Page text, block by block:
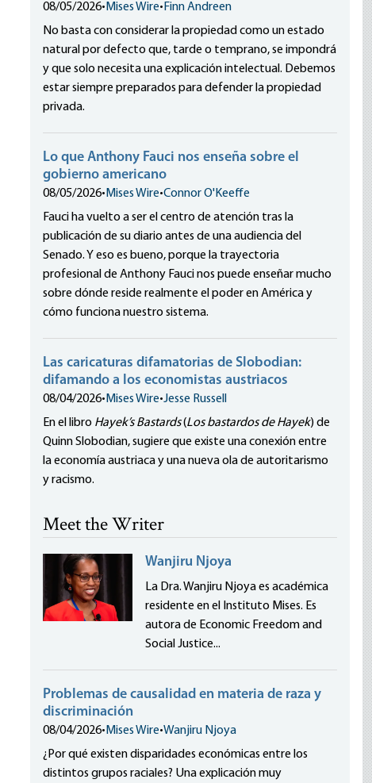
08/05/2026• Mises Wire• Finn Andreen
No basta con considerar la propiedad como un estado
natural por defecto que, tarde o temprano, se impondrá
y que solo necesita una explicación intelectual. Debemos
estar siempre preparados para defender la propiedad
privada.
Lo que Anthony Fauci nos enseña sobre el
gobierno americano
08/05/2026• Mises Wire•Connor O'Keeffe
Fauci ha vuelto a ser el centro de atención tras la
publicación de su diario antes de una audiencia del
Senado. Y eso es bueno, porque la trayectoria
profesional de Anthony Fauci nos puede enseñar mucho
sobre dónde reside realmente el poder en América y
cómo funciona nuestro sistema.
Las caricaturas difamatorias de Slobodian:
difamando a los economistas austriacos
08/04/2026• Mises Wire•Jesse Russell
En el libro Hayek’s Bastards(Los bastardos de Hayek) de
Quinn Slobodian, sugiere que existe una conexión entre
la economía austriaca y una nueva ola de autoritarismo
y racismo.
Meet the Writer
Wanjiru Njoya
La Dra. Wanjiru Njoya es académica
residente en el Instituto Mises. Es
autora de Economic Freedom and
Social Justice...
Problemas de causalidad en materia de raza y
discriminación
08/04/2026• Mises Wire•Wanjiru Njoya
¿Por qué existen disparidades económicas entre los
distintos grupos raciales? Una explicación muy